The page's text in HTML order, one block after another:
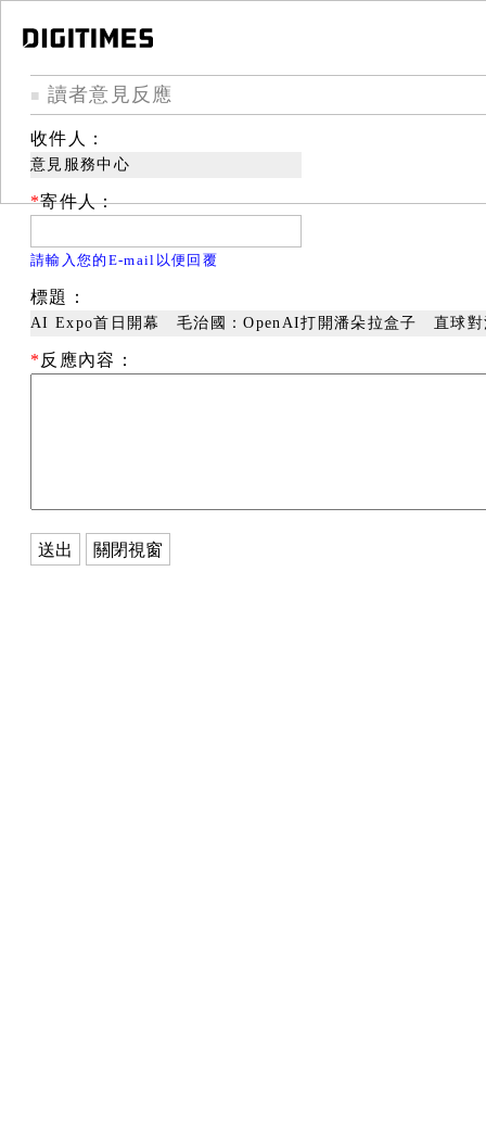
■ 讀者意見反應
收件人：
意見服務中心
*寄件人：
請輸入您的E-mail以便回覆
標題：
AI Expo首日開幕 毛治國：OpenAI打開潘朵拉盒子 直球對
* 反應內容：